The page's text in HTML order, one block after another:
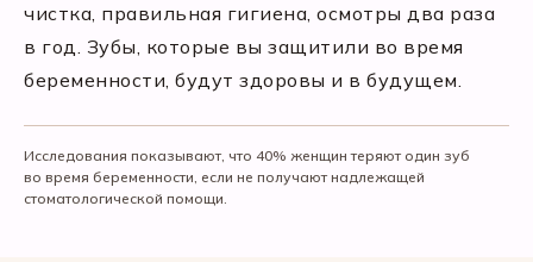
чистка, правильная гигиена, осмотры два раза
в год. Зубы, которые вы защитили во время
беременности, будут здоровы и в будущем.
Исследования показывают, что 40% женщин теряют один зуб
во время беременности, если не получают надлежащей
стоматологической помощи.